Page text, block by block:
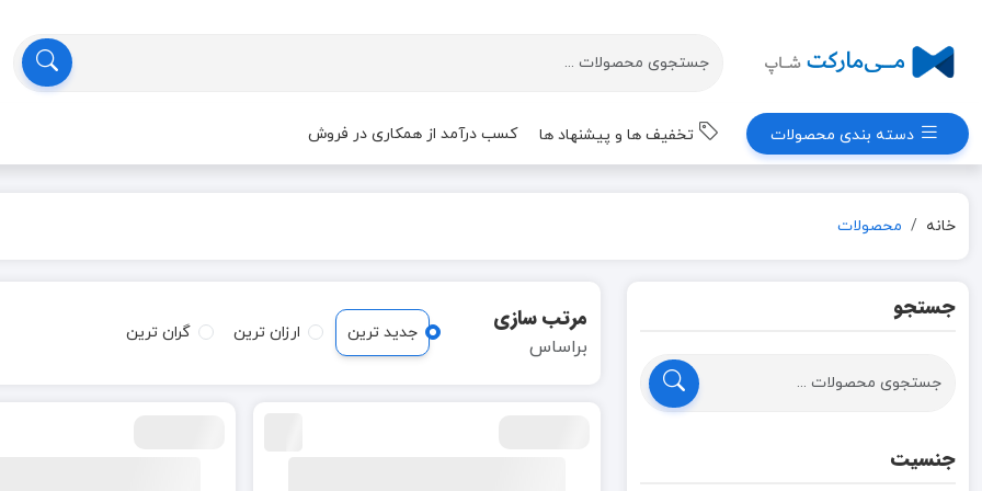
دسته بندی محصولات تخفیف ها و پیشنهاد ها کسب درآمد از همکاری در فروش
خانه محصولات
جستجو
جنسیت
مرتب سازی
براساس
جدید ترین ارزان ترین گران ترین